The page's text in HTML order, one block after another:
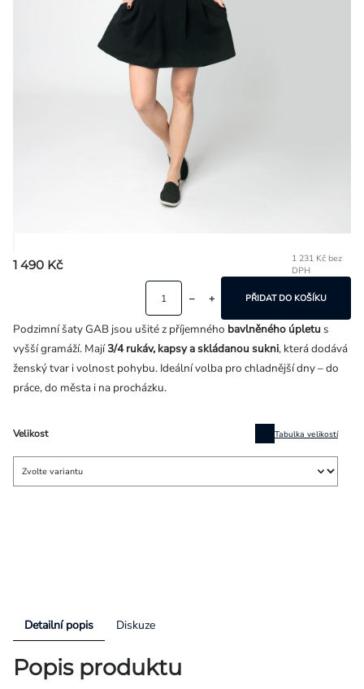
1 490 Kč
1 231 Kč bez
DPH
Velikost Tabulka velikostí
PŘIDAT DO KOŠÍKU
Podzimní šaty GAB jsou ušité z příjemného bavlněného úpletus
vyšší gramáží. Mají3/4 rukáv, kapsy a skládanou sukni, která dodává
ženský tvar i volnost pohybu. Ideální volba pro chladnější dny – do
práce, do města i na procházku.
Detailní popis Diskuze
Popis produktu